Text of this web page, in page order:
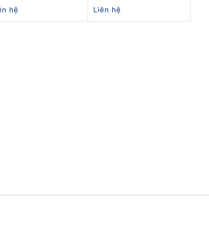
hệ Liên hệ